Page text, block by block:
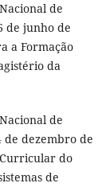
de
de junho de
a Formação
da
de
de dezembro de
do
de